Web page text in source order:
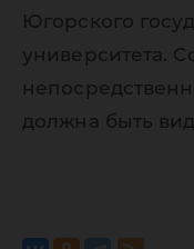
Югорского
университета.
должна быть